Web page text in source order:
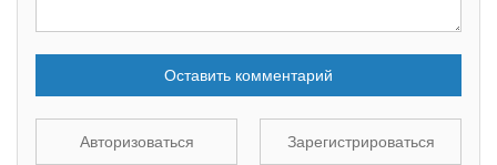
Оставить комментарий
Авторизоваться Зарегистрироваться